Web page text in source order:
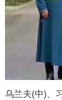
乌兰夫(中)、